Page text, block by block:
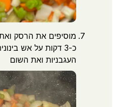
מוסיפים את הרסק
כ-3 דקות על אש
העגבניות ואת השום